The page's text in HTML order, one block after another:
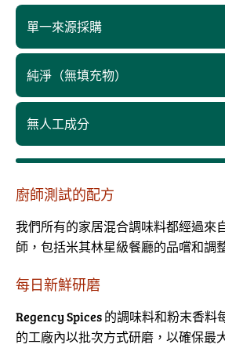
單一來源採購
純淨（無填充物）
無人工成分
廚師測試的配方
我們所有的家居混合調味料都經過來
師，包括米其林星級餐廳的品嚐和調
每日新鮮研磨
Regency Spices 的調味料和粉末香料
的工廠內以批次方式研磨，以確保最